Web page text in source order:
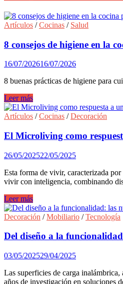
Artículos /Cocinas / Salud
8 consejos de higiene en la
16/07/202616/07/2026
8 buenas prácticas de higiene para
8
consejos
de
en
la
cocina
para
el
cuidado
nuestra
salud
Leer más
Artículos /Cocinas /Decoración
El Microliving como
26/05/202522/05/2025
Esta forma de vivir, caracterizada
vivir con inteligencia, combinando
El
Microliving
como
a
necesidad
real.
Leer más
Decoración /Mobiliario /Tecnología
Del diseño a la
03/05/202529/04/2025
Las superficies de carga
años de investigación en soluciones